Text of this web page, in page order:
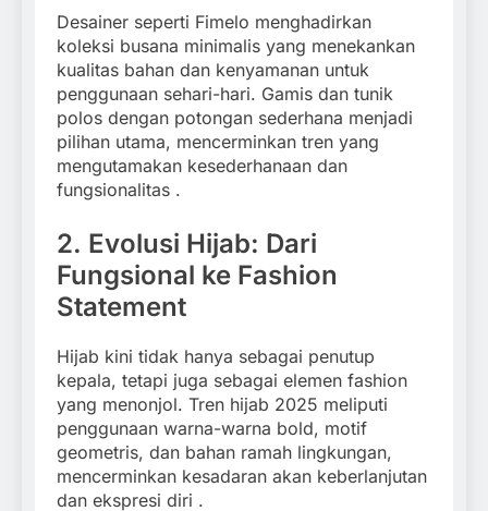
Desainer seperti Fimelo menghadirkan
koleksi busana minimalis yang menekankan
kualitas bahan dan kenyamanan untuk
penggunaan sehari-hari. Gamis dan tunik
polos dengan potongan sederhana menjadi
pilihan utama, mencerminkan tren yang
mengutamakan kesederhanaan dan
fungsionalitas .​
2. Evolusi Hijab: Dari
Fungsional ke Fashion
Statement
Hijab kini tidak hanya sebagai penutup
kepala, tetapi juga sebagai elemen fashion
yang menonjol. Tren hijab 2025 meliputi
penggunaan warna-warna bold, motif
geometris, dan bahan ramah lingkungan,
mencerminkan kesadaran akan keberlanjutan
dan ekspresi diri .​